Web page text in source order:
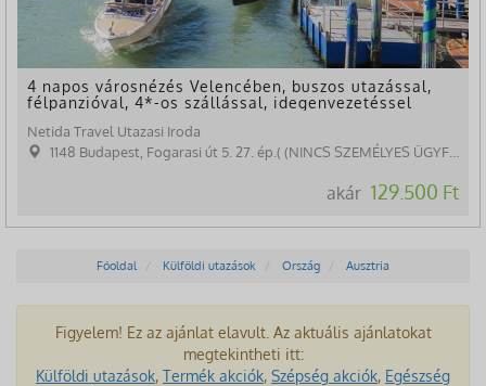
4 napos városnézés Velencében, buszos utazással,
félpanzióval, 4*-os szállással, idegenvezetéssel
Netida Travel Utazasi Iroda
1148 Budapest, Fogarasi út 5. 27. ép.( (NINCS SZEMÉLYES ÜGYFÉLFOGADÁS)
akár 129.500 Ft
Főoldal Külföldi utazások Ország Ausztria
Figyelem! Ez az ajánlat elavult. Az aktuális ajánlatokat
megtekintheti itt:
Külföldi utazások, Termék akciók, Szépség akciók, Egészség